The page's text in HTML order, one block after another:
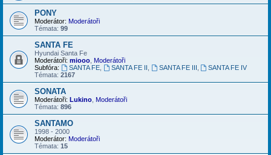
PONY
Moderátor: Moderátoři
Témata: 99
SANTA FE
Hyundai Santa Fe
Moderátoři: miooo Moderátoři
Subfóra:
SANTA FE, SANTA FE II SANTA FE III
SANTA FE IV
Témata: 2167
SONATA
Moderátoři: Lukino Moderátoři
Témata: 896
SANTAMO
1998 - 2000
Moderátor: Moderátoři
Témata: 15